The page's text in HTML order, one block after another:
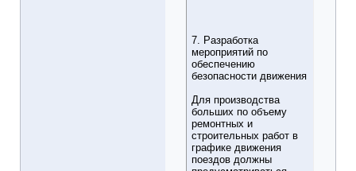
7. Разработка
мероприятий по
обеспечению
безопасности движения
Для производства
больших по объему
ремонтных и
строительных работ в
графике движения
поездов должны